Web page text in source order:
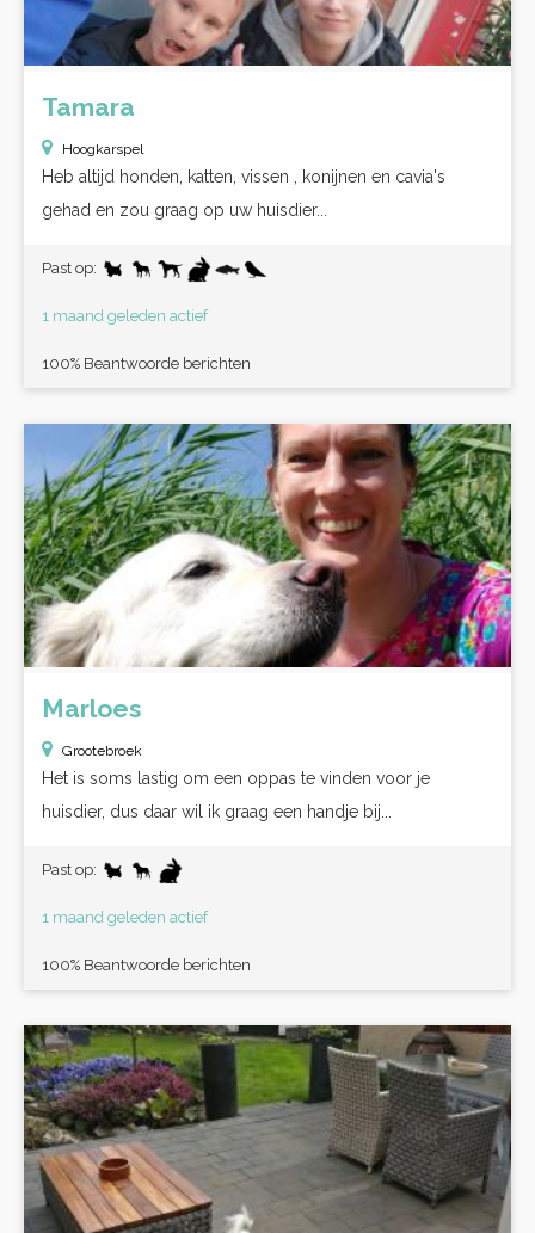
Tamara
Hoogkarspel
Heb altijd honden, katten, vissen , konijnen en cavia's
gehad en zou graag op uw huisdier...
Past op:
1 maand geleden actief
100% Beantwoorde berichten
Marloes
Grootebroek
Het is soms lastig om een oppas te vinden voor je
huisdier, dus daar wil ik graag een handje bij...
Past op:
1 maand geleden actief
100% Beantwoorde berichten